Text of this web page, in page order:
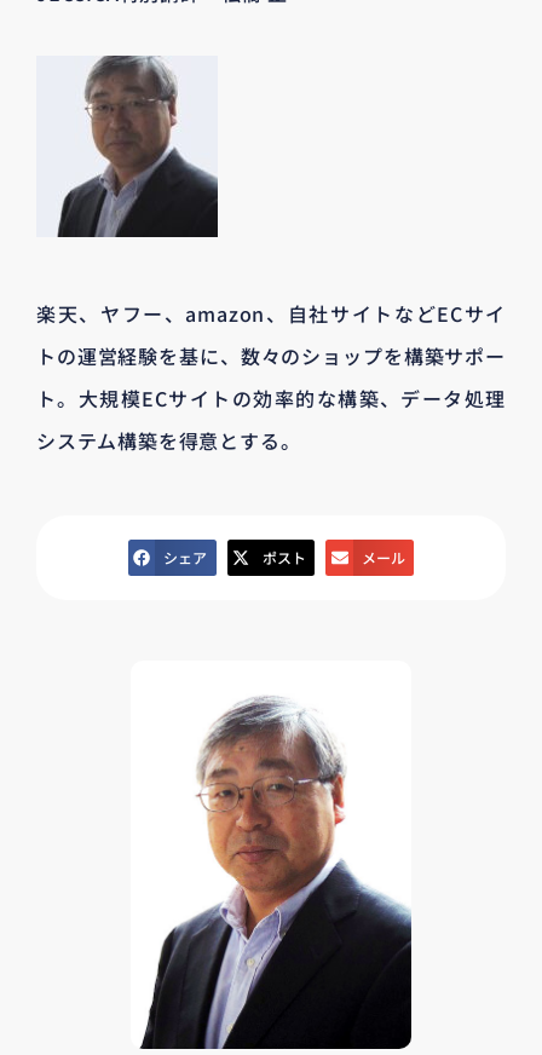
楽天、ヤフー、amazon、自社サイトなどECサイ
トの運営経験を基に、数々のショップを構築サポー
ト。大規模ECサイトの効率的な構築、データ処理
システム構築を得意とする。
シェア ポスト メール